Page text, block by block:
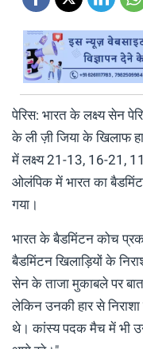
पेरिस: भारत के लक्ष्य सेन
के ली ज़ी जिया के खिलाफ
में लक्ष्य 21-13, 16-21,
ओलंपिक में भारत का
गया।
भारत के बैडमिंटन कोच
बैडमिंटन खिलाड़ियों के
सेन के ताजा मुकाबले पर
लेकिन उनकी हार से निराशा
थे। कांस्य पदक मैच में भी